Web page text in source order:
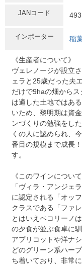
JANコード
インポーター 稲
《生産者について》
ヴェレノージが設立
ェラと25歳だった夫
だけで9haの畑から
は適した土地ではあ
いため、黎明期は資
ンづくりの勉強をし
くの人に認められ、
番目の規模まで成長
す。
《このワインについて
「ヴィラ・アンジェ
に認定される「オッ
クラスである「ファ
とはいえペコリーノ
の夕食が並ぶ食卓に
アプリコットや洋ナ
どのグリーン系ハー
ち着いており、非常